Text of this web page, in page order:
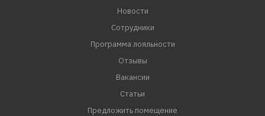
Новости
Сотрудники
Программа лояльности
Отзывы
Вакансии
Статьи
Предложить помещение